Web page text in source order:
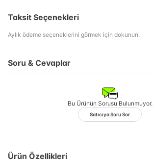
Taksit Seçenekleri
Aylık ödeme seçeneklerini görmek için dokunun.
Soru & Cevaplar
Bu Ürünün Sorusu Bulunmuyor.
Satıcıya Soru Sor
Ürün Özellikleri